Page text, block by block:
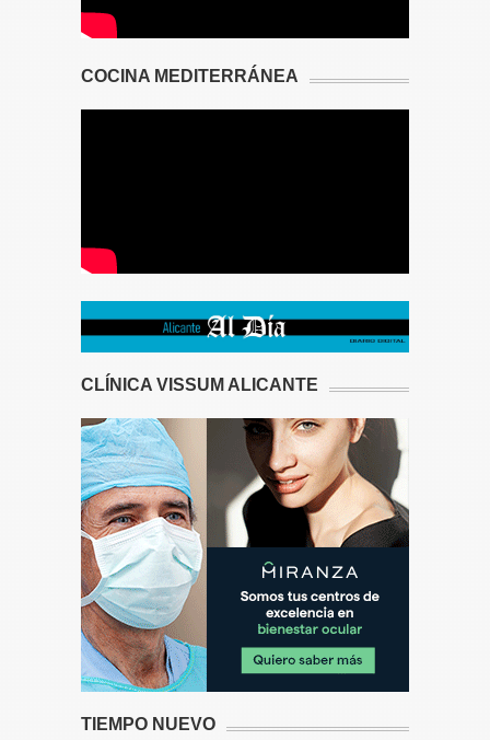
COCINA MEDITERRÁNEA
CLÍNICA VISSUM ALICANTE
TIEMPO NUEVO